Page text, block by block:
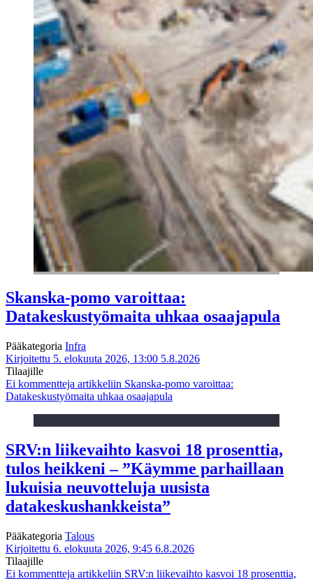
Skanska-pomo varoittaa:
Datakeskustyömaita uhkaa osaajapula
Pääkategoria Infra
Kirjoitettu 5. elokuuta 2026, 13:00 5.8.2026
Tilaajille
Ei kommentteja artikkeliin Skanska-pomo varoittaa:
Datakeskustyömaita uhkaa osaajapula
SRV:n liikevaihto kasvoi 18 prosenttia,
tulos heikkeni – ”Käymme parhaillaan
lukuisia neuvotteluja uusista
datakeskushankkeista”
Pääkategoria Talous
Kirjoitettu 6. elokuuta 2026, 9:45 6.8.2026
Tilaajille
Ei kommentteja artikkeliin SRV:n liikevaihto kasvoi 18 prosenttia,